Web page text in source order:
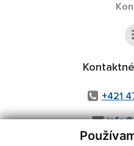
+421